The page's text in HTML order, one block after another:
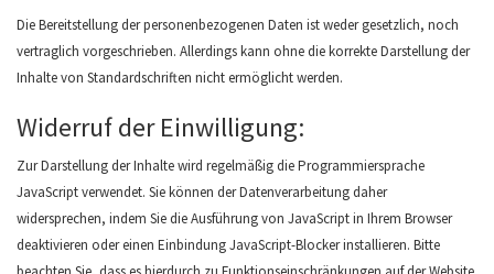
Die Bereitstellung der personenbezogenen Daten ist weder gesetzlich, noch
vertraglich vorgeschrieben. Allerdings kann ohne die korrekte Darstellung der
Inhalte von Standardschriften nicht ermöglicht werden.
Widerruf der Einwilligung:
Zur Darstellung der Inhalte wird regelmäßig die Programmiersprache
JavaScript verwendet. Sie können der Datenverarbeitung daher
widersprechen, indem Sie die Ausführung von JavaScript in Ihrem Browser
deaktivieren oder einen Einbindung JavaScript-Blocker installieren. Bitte